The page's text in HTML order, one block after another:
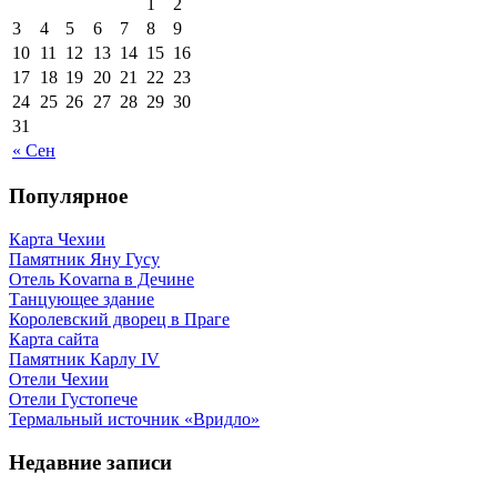
« Сен
3
4 5 6 7 8
9
10 11 12 13 14 15 16
17 18 19 20 21 22 23
24 25 26 27 28 29 30
31
Популярное
Карта Чехии
Памятник Яну Гусу
Отель Kovarna в Дечине
Танцующее здание
Королевский дворец в Праге
Карта сайта
Памятник Карлу IV
Отели Чехии
Отели Густопече
Термальный источник «Вридло»
Недавние записи